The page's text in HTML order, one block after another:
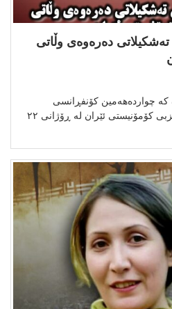
دەرەوەی وڵاتی
کە چواردەهەمین کۆنفڕانسی
تەشکیلاتی دەرەوەی وڵاتی حیزبی کۆمۆنیستی ئێران لە ڕۆژانی ٢٢